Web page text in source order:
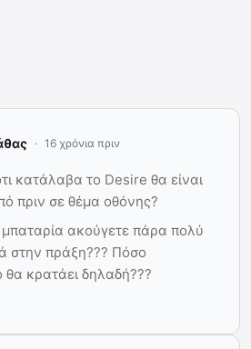
16 χρόνια πριν
κατάλαβα το Desire θα είναι
πριν σε θέμα οθόνης?
ακούγετε πάρα πολύ
στην πράξη??? Πόσο
θα κρατάει δηλαδή???